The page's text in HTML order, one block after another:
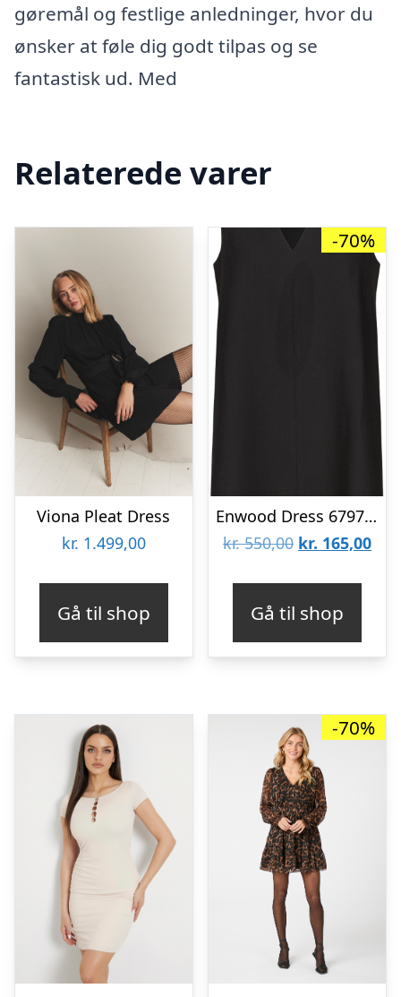
gøremål og festlige anledninger, hvor du
ønsker at føle dig godt tilpas og se
fantastisk ud. Med
Relaterede varer
Viona Pleat Dress
kr. 1.499,00
Gå til shop
-70%
Enwood Dress 6797 Blackxs
kr.550,00 Den
kr. 550,00.
kr. 165,00Den
kr.
Gå til shop
-70%